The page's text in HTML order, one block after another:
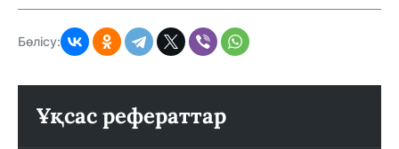
Бөлісу:
Ұқсас рефераттар